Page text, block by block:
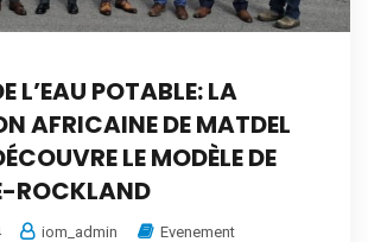
L’EAU POTABLE: LA
AFRICAINE DE MATDEL
LE MODÈLE DE
ROCKLAND
iom_admin Evenement